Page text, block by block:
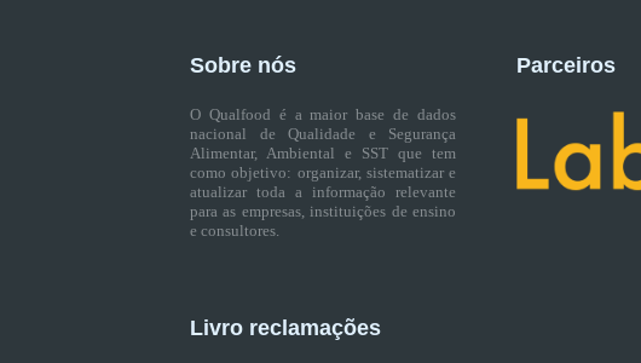
Sobre nós
O Qualfood é a maior base de dados
nacional de Qualidade e Segurança
Alimentar, Ambiental e SST que tem
como objetivo: organizar, sistematizar e
atualizar toda a informação relevante
para as empresas, instituições de ensino
e consultores.
Livro reclamações
Parceiros